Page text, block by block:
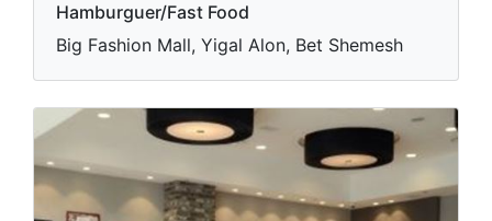
Hamburguer/Fast Food
Big Fashion Mall, Yigal Alon, Bet Shemesh